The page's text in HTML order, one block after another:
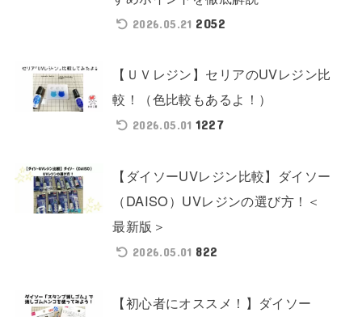
2026.05.21 2052
【ＵＶレジン】セリアのUVレジン比
較！（色比較もあるよ！）
2026.05.01 1227
【ダイソーUVレジン比較】ダイソー
（DAISO）UVレジンの選び方！＜
最新版＞
2026.05.01 822
【初心者にオススメ！】ダイソー